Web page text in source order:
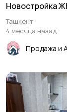
Новостройка
Ташкент
4 месяца назад